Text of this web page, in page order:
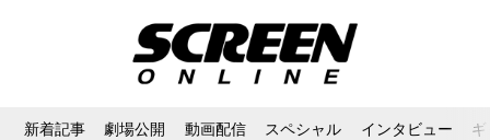
新着記事 劇場公開 動画配信 スペシャル インタビュー